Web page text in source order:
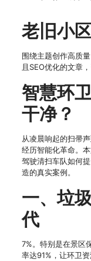
老旧小
围绕主题创作高质
且SEO优化的文章
智慧环
干净？
从凌晨响起的扫帚
经历智能化革命。
驾驶清扫车队如何
造的真实案例。
一、垃
代
7%。特别是在景区
率达91%，让环卫资